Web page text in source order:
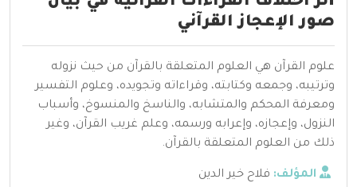
صور الإعجاز القرآني
علوم القرآن هي العلوم المتعلقة بالقرآن من حيث نزوله
وترتيبه، وجمعه وكتابته، وقراءاته وتجويده، وعلوم التفسير
ومعرفة المحكم والمتشابه، والناسخ والمنسوخ، وأسباب
النزول، وإعجازه، وإعرابه ورسمه، وعلم غريب القرآن، وغير
ذلك من العلوم المتعلقة بالقرآن.
المؤلف: فلاح خير الدين